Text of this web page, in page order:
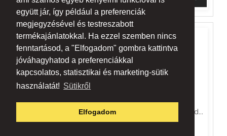
együtt jár, így például a preferenciák
megjegyzésével és testreszabott
termékajánlatokkal. Ha ezzel szemben nincs
fenntartásod, a "Elfogadom" gombra kattintva
jóváhagyhatod a preferenciákkal
kapcsolatos, statisztikai és marketing-sütik
használatát! Sütikről
Elfogadom
Bösendorfer Limited...
Bösendorfer Limited...